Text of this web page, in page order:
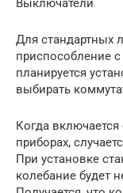
Для стандартных
приспособление
планируется
выбирать
Когда
приборах,
При установке
колебание будет